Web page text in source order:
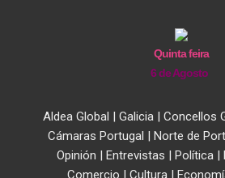
Quinta feira
6 de Agosto
Aldea Global | Galicia| Concellos
Cámaras Portugal | Norte de
Opinión | Entrevistas | Política|
Comercio | Cultura |